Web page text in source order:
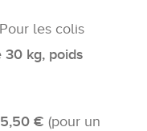
les colis
kg, poids
€ (pour un